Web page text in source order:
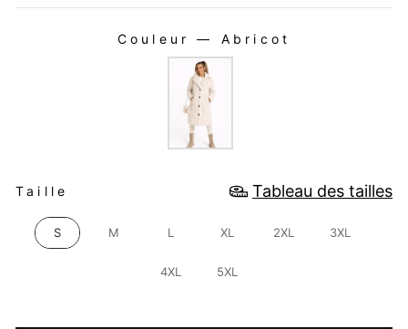
Couleur — Abricot
Taille Tableau des tailles
S M L XL 2XL 3XL
4XL 5XL